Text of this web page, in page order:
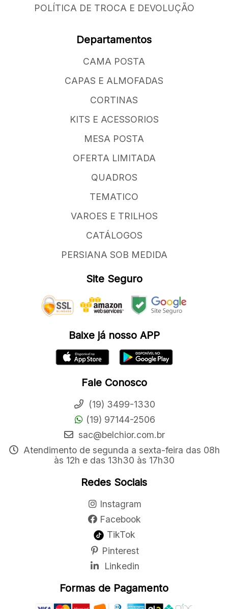
POLÍTICA DE TROCA E DEVOLUÇÃO
Departamentos
CAMA POSTA
CAPAS E ALMOFADAS
CORTINAS
KITS E ACESSORIOS
MESA POSTA
OFERTA LIMITADA
QUADROS
TEMATICO
VAROES E TRILHOS
CATÁLOGOS
PERSIANA SOB MEDIDA
Site Seguro
Baixe já nosso APP
Fale Conosco
(19) 3499-1330
(19) 97144-2506
sac@belchior.com.br
Atendimento de segunda a sexta-feira das 08h
às 12h e das 13h30 às 17h30
Redes Sociais
Instagram
Facebook
TikTok
Pinterest
Linkedin
Formas de Pagamento